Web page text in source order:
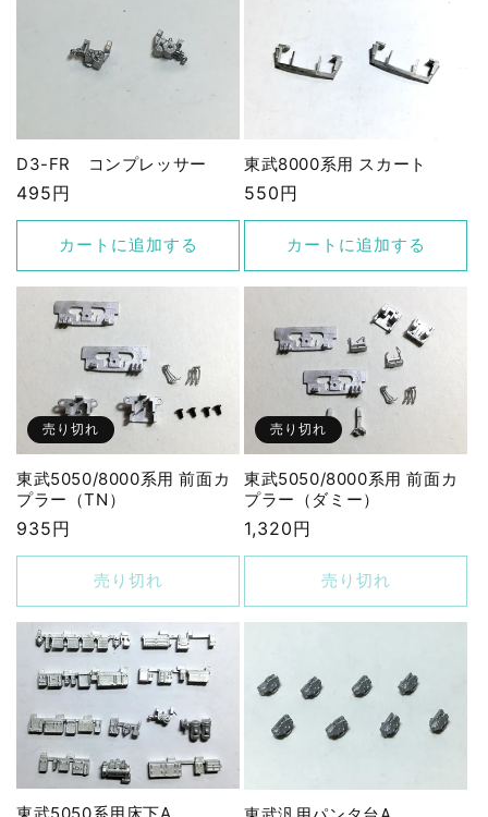
D3-FR コンプレッサー
通
常
格
495円
カートに追加する
東武8000系用 スカート
通
常
格
550円
カートに追加する
売り切れ
東武5050/8000系用 前面カ
プラー（TN）
通
常
格
935円
売り切れ
売り切れ
東武5050/8000系用 前面カ
プラー（ダミー）
通
常
格
1,320円
売り切れ